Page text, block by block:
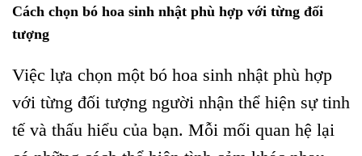
Cách chọn bó hoa sinh nhật phù hợp với từng đối
tượng
Việc lựa chọn một bó hoa sinh nhật phù hợp
với từng đối tượng người nhận thể hiện sự tinh
tế và thấu hiểu của bạn. Mỗi mối quan hệ lại